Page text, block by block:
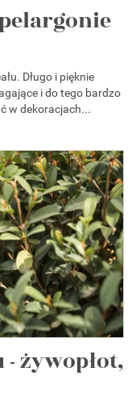
Długo i pięknie
i do tego bardzo
w dekoracjach...
żywopłot,